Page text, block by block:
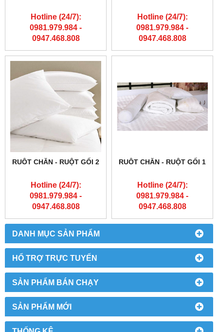
DANH MỤC SẢN PHẨM
HỔ TRỢ TRỰC TUYẾN
SẢN PHẨM BÁN CHẠY
SẢN PHẨM MỚI
Hotline (24/7):
0981.979.984 -
0947.468.808
Hotline (24/7):
0981.979.984 -
0947.468.808
RUÔT CHĂN - RUỘT GỐI 2
Hotline (24/7):
0981.979.984 -
0947.468.808
RUÔT CHĂN - RUỘT GỐI 1
Hotline (24/7):
0981.979.984 -
0947.468.808